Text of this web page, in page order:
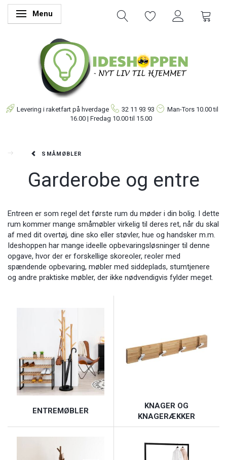
Skifte navigation
Menu
Levering i raketfart på hverdage 32 11 93 93 Man-Tors 10.00 til
16.00 | Fredag 10.00 til 15.00
SMÅMØBLER
Garderobe og entre
Entreen er som regel det første rum du møder i din bolig. I dette
rum kommer mange småmøbler virkelig til deres ret, når du skal
af med dit overtøj, dine sko eller støvler, hue og handsker m.m.
Ideshoppen har mange ideelle opbevaringsløsninger til denne
opgave, hvor der er forskellige skoreoler, reoler med
spændende opbevaring, møbler med siddeplads, stumtjenere
og andre praktiske møbler, der ikke nødvendigvis fylder meget.
ENTREMØBLER
KNAGER OG
KNAGERÆKKER